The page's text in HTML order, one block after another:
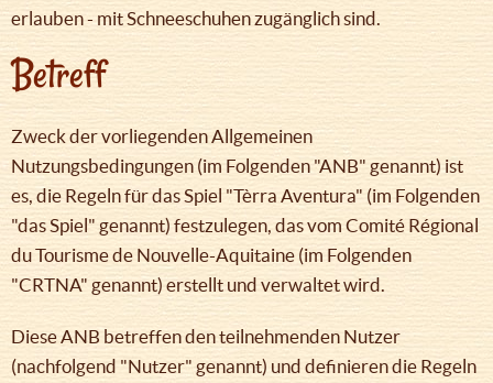
erlauben - mit Schneeschuhen zugänglich sind.
Betreff
Zweck der vorliegenden Allgemeinen
Nutzungsbedingungen (im Folgenden "ANB" genannt) ist
es, die Regeln für das Spiel "Tèrra Aventura" (im Folgenden
"das Spiel" genannt) festzulegen, das vom Comité Régional
du Tourisme de Nouvelle-Aquitaine (im Folgenden
"CRTNA" genannt) erstellt und verwaltet wird.
Diese ANB betreffen den teilnehmenden Nutzer
(nachfolgend "Nutzer" genannt) und definieren die Regeln